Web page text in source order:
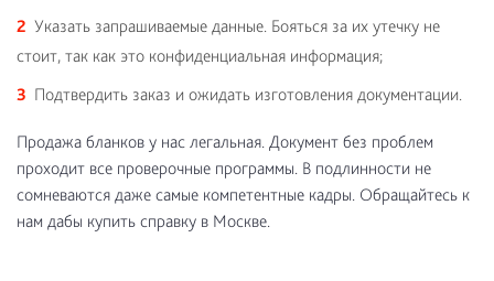
Указать запрашиваемые данные. Бояться за их утечку не
стоит, так как это конфиденциальная информация;
Подтвердить заказ и ожидать изготовления документации.
Продажа бланков у нас легальная. Документ без проблем
проходит все проверочные программы. В подлинности не
сомневаются даже самые компетентные кадры. Обращайтесь к
нам дабы купить справку в Москве.